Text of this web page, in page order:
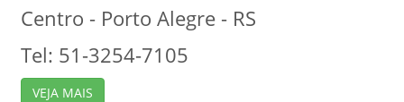
Centro - Porto Alegre - RS
Tel: 51-3254-7105
VEJA MAIS